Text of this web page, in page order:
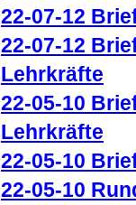
22-07-12
22-07-12
Lehrkräfte
22-05-10
Lehrkräfte
22-05-10
22-05-10